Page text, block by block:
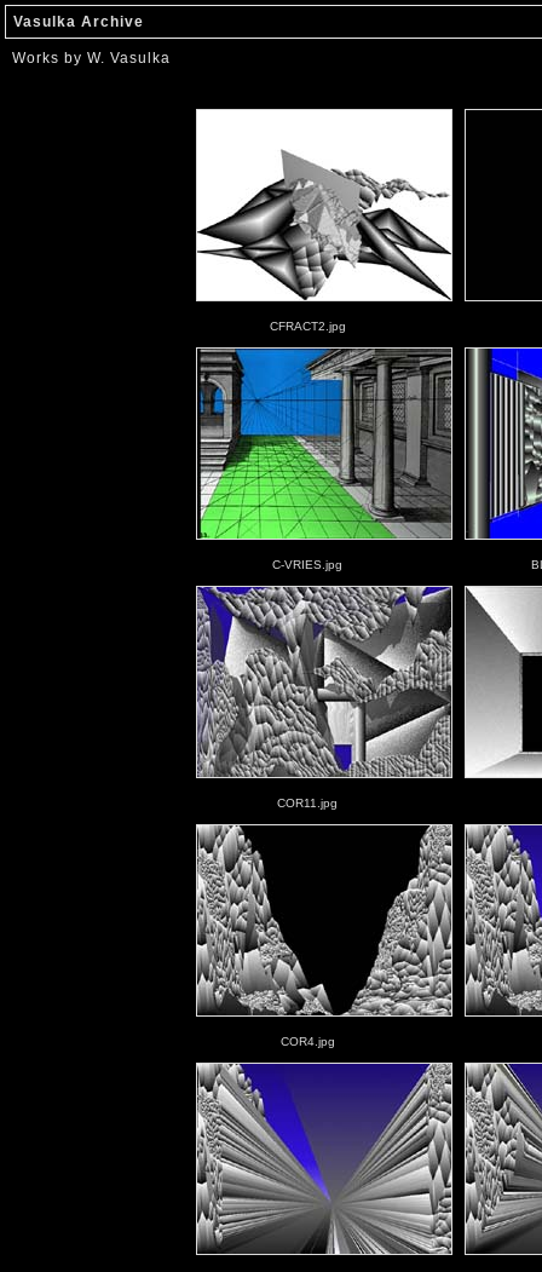
Vasulka Archive
Works by W. Vasulka
CFRACT2.jpg
C-VRIES.jpg
COR11.jpg
COR4.jpg